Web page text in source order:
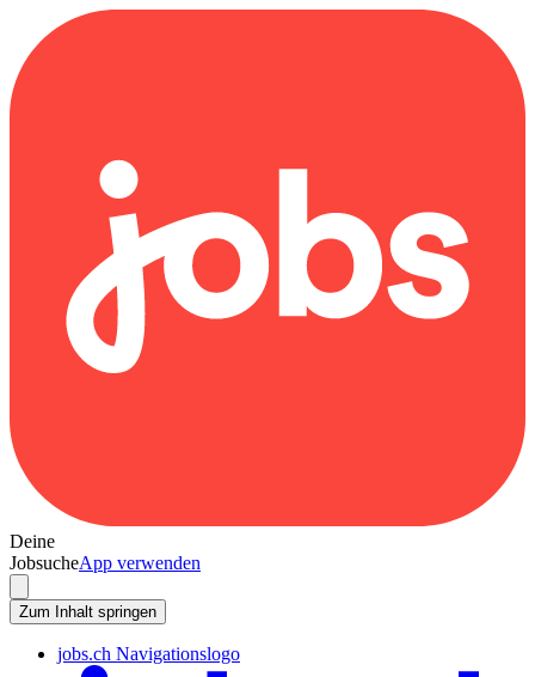
Deine
JobsucheApp verwenden
Zum Inhalt springen
jobs.ch Navigationslogo